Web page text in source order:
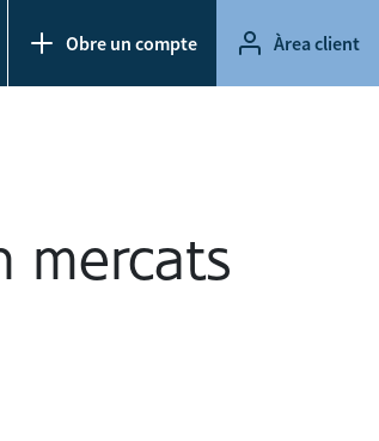
Obre un compte Àrea client
mercats